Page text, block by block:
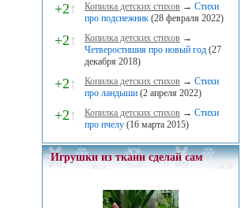
+2↑ Копилка детских стихов → Стихи
про подснежник (28 февраля 2022)
+2↑ Копилка детских стихов →
Четверостишия про новый год (27
декабря 2018)
+2↑ Копилка детских стихов → Стихи
про ландыши (2 апреля 2022)
+2↑ Копилка детских стихов → Стихи
про пчелу (16 марта 2015)
Игрушки из ткани сделай сам